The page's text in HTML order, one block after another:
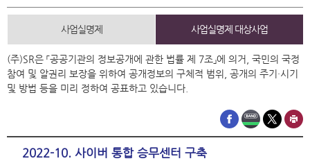
사업실명제 사업실명제 대상사업
(주)SR은 「공공기관의 정보공개에 관한 법률 제 7조」에 의거, 국민의 국정
참여 및 알권리 보장을 위하여 공개정보의 구체적 범위, 공개의 주기·시기
및 방법 등을 미리 정하여 공표하고 있습니다.
2022-10. 사이버 통합 승무센터 구축